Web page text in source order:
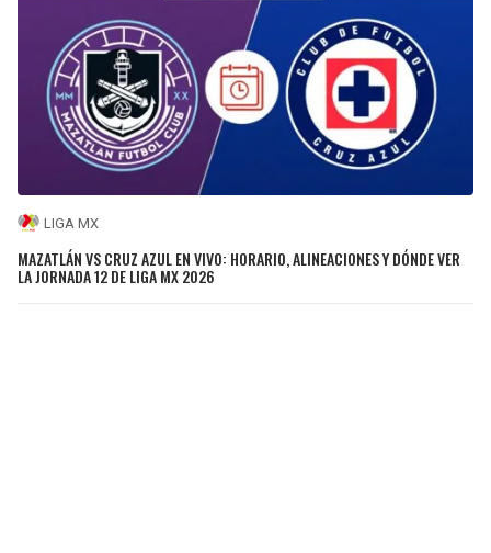
LIGA MX
MAZATLÁN VS CRUZ AZUL EN VIVO: HORARIO, ALINEACIONES Y DÓNDE VER
LA JORNADA 12 DE LIGA MX 2026